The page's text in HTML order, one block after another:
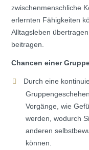
zwischenmenschliche
erlernten Fähigkeiten
Alltagsleben
beitragen.
Chancen einer
Durch eine
Vorgänge, wie
werden, wodurch
anderen
können.